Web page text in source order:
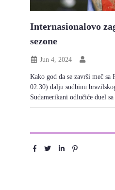
Internasionalovo
sezone
Jun 4, 2024
Kako god da se završi meč sa
02.30) dalju sudbinu
Sudamerikani odlučiće duel